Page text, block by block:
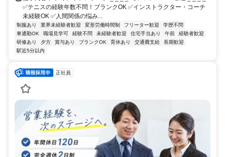
✅テニスの経験年数不問！ブランクOK ✅インストラクター・コーチ
未経験OK ✅人間関係の悩み...
制服あり 業界未経験者歓迎 変形労働時間制 フリーター歓迎
学歴不問
車通勤OK
職場見学可 経験不問 未経験者歓迎 住宅手当あり 午前
経験者歓迎
研修あり
夕方 賞与あり ブランクOK 育休あり 交通費支給
長期歓迎
駅近5分以内
正社員